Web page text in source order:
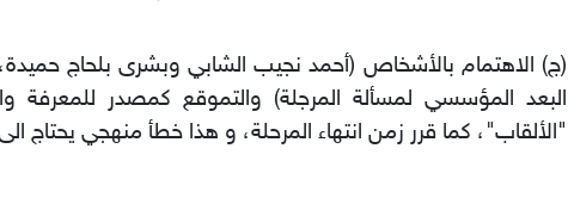
(ج) الاهتمام بالأشخاص (أحمد نجيب الشابي وبشرى بلحاج
البعد المؤسسي لمسألة المرجلة) والتموقع كمصدر للمعرفة
"الألقاب"، كما قرر زمن انتهاء المرحلة، و هذا خطأ منهجي يحتاج